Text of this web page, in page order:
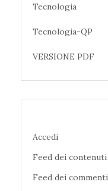
Tecnologia
Tecnologia-QP
VERSIONE PDF
Accedi
Feed dei contenuti
Feed dei commenti